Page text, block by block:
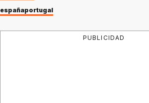
españaportugal
PUBLICIDAD